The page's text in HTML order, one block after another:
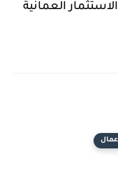
العمانية